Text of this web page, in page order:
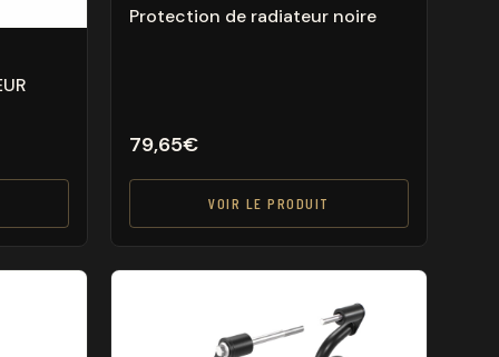
Protection de radiateur noire
79,65€
VOIR LE PRODUIT